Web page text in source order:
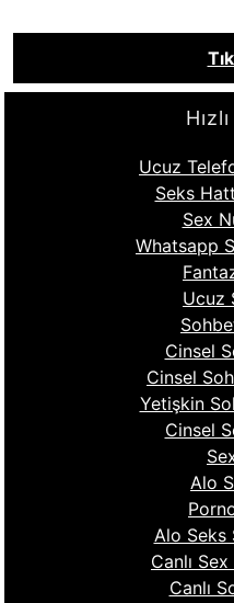
Ucuz
Seks
Sex
Whatsapp
Ucuz
Cinsel
Cinsel
Yetişkin
Cinsel
Alo
Alo Seks
Canlı
Canlı